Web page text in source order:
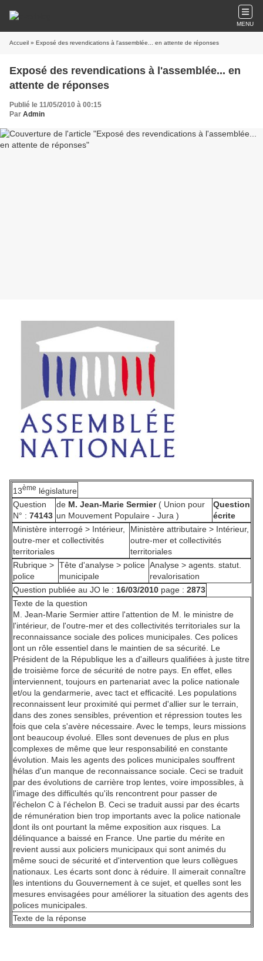
MENU
Accueil » Exposé des revendications à l'assemblée... en attente de réponses
Exposé des revendications à l'assemblée... en
attente de réponses
Publié le 11/05/2010 à 00:15
Par Admin
13ème législature
Question
N° : 74143
de M. Jean-Marie Sermier( Union pour
un Mouvement Populaire - Jura )
Question
écrite
Ministère interrogé > Intérieur,
outre-mer et collectivités
territoriales
Ministère attributaire > Intérieur,
outre-mer et collectivités
territoriales
Rubrique >
police
Tête d'analyse > police
municipale
Analyse > agents. statut.
revalorisation
Question publiée au JO le : 16/03/2010 page : 2873
Texte de la question
M. Jean-Marie Sermier attire l'attention de M. le ministre de
l'intérieur, de l'outre-mer et des collectivités territoriales sur la
reconnaissance sociale des polices municipales. Ces polices
ont un rôle essentiel dans le maintien de sa sécurité. Le
Président de la République les a d'ailleurs qualifiées à juste titre
de troisième force de sécurité de notre pays. En effet, elles
interviennent, toujours en partenariat avec la police nationale
et/ou la gendarmerie, avec tact et efficacité. Les populations
reconnaissent leur proximité qui permet d'allier sur le terrain,
dans des zones sensibles, prévention et répression toutes les
fois que cela s'avère nécessaire. Avec le temps, leurs missions
ont beaucoup évolué. Elles sont devenues de plus en plus
complexes de même que leur responsabilité en constante
évolution. Mais les agents des polices municipales souffrent
hélas d'un manque de reconnaissance sociale. Ceci se traduit
par des évolutions de carrière trop lentes, voire impossibles, à
l'image des difficultés qu'ils rencontrent pour passer de
l'échelon C à l'échelon B. Ceci se traduit aussi par des écarts
de rémunération bien trop importants avec la police nationale
dont ils ont pourtant la même exposition aux risques. La
délinquance a baissé en France. Une partie du mérite en
revient aussi aux policiers municipaux qui sont animés du
même souci de sécurité et d'intervention que leurs collègues
nationaux. Les écarts sont donc à réduire. Il aimerait connaître
les intentions du Gouvernement à ce sujet, et quelles sont les
mesures envisagées pour améliorer la situation des agents des
polices municipales.
Texte de la réponse